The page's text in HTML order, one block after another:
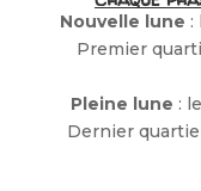
Nouvelle lune :
Premier
Pleine lune :
Dernier